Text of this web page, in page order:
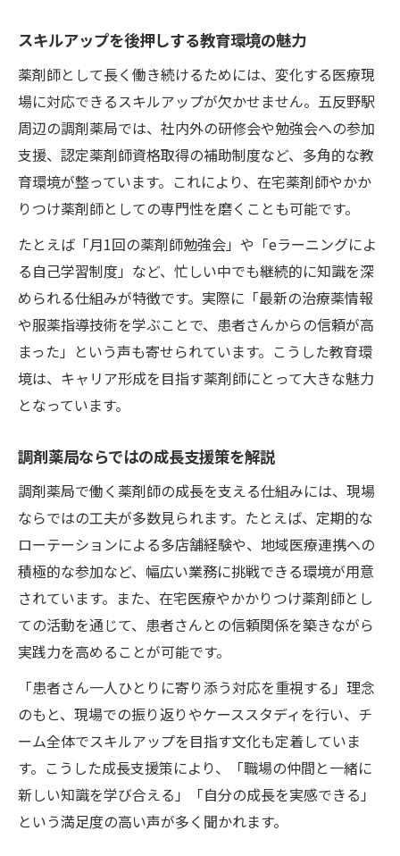
スキルアップを後押しする教育環境の魅力
薬剤師として長く働き続けるためには、変化する医療現
場に対応できるスキルアップが欠かせません。五反野駅
周辺の調剤薬局では、社内外の研修会や勉強会への参加
支援、認定薬剤師資格取得の補助制度など、多角的な教
育環境が整っています。これにより、在宅薬剤師やかか
りつけ薬剤師としての専門性を磨くことも可能です。
たとえば「月1回の薬剤師勉強会」や「eラーニングによ
る自己学習制度」など、忙しい中でも継続的に知識を深
められる仕組みが特徴です。実際に「最新の治療薬情報
や服薬指導技術を学ぶことで、患者さんからの信頼が高
まった」という声も寄せられています。こうした教育環
境は、キャリア形成を目指す薬剤師にとって大きな魅力
となっています。
調剤薬局ならではの成長支援策を解説
調剤薬局で働く薬剤師の成長を支える仕組みには、現場
ならではの工夫が多数見られます。たとえば、定期的な
ローテーションによる多店舗経験や、地域医療連携への
積極的な参加など、幅広い業務に挑戦できる環境が用意
されています。また、在宅医療やかかりつけ薬剤師とし
ての活動を通じて、患者さんとの信頼関係を築きながら
実践力を高めることが可能です。
「患者さん一人ひとりに寄り添う対応を重視する」理念
のもと、現場での振り返りやケーススタディを行い、チ
ーム全体でスキルアップを目指す文化も定着していま
す。こうした成長支援策により、「職場の仲間と一緒に
新しい知識を学び合える」「自分の成長を実感できる」
という満足度の高い声が多く聞かれます。